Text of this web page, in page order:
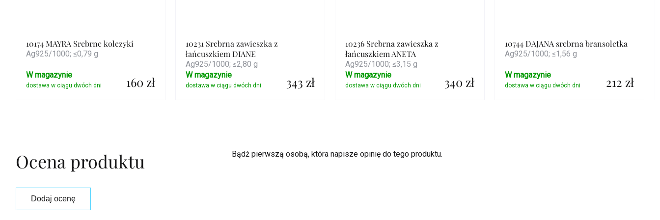
10174 MAYRA Srebrne kolczyki
Ag925/1000; ≤0,79 g
160 zł
W magazynie
10231 Srebrna zawieszka z
łańcuszkiem DIANE
Ag925/1000; ≤2,80 g
343 zł
W magazynie
10236 Srebrna zawieszka z
łańcuszkiem ANETA
Ag925/1000; ≤3,15 g
340 zł
W magazynie
10744 DAJANA srebrna bransoletka
Ag925/1000; ≤1,56 g
212 zł
W magazynie
Ocena produktu Bądź pierwszą osobą, która napisze opinię do tego produktu.
Dodaj ocenę